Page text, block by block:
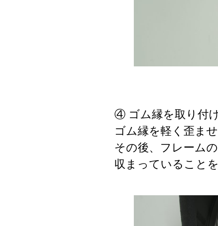
④ ゴム縁を取り付
ゴム縁を軽く歪ま
その後、フレーム
収まっていること